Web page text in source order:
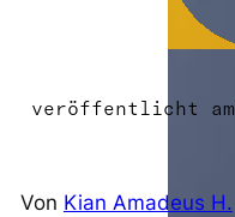
veröffentlicht am
Von Kian Amadeus H.